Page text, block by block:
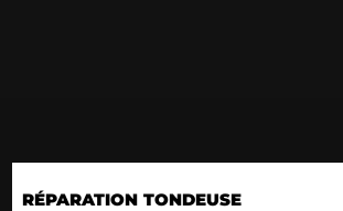
RÉPARATION TONDEUSE